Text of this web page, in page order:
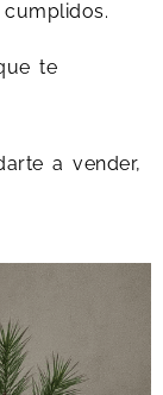
te
a vender,